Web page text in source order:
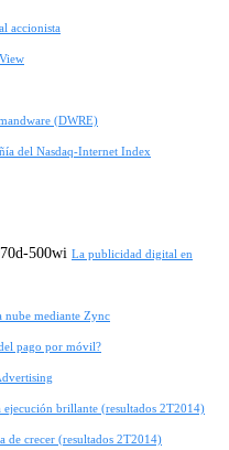
accionista
(DWRE)
del Nasdaq-Internet Index
La publicidad digital en
nube mediante Zync
pago por móvil?
brillante (resultados 2T2014)
de crecer (resultados 2T2014)